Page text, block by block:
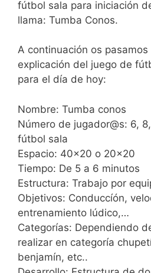
fútbol sala para iniciación
llama: Tumba Conos.
A continuación os
explicación del juego de
para el día de hoy:
Nombre: Tumba conos
Número de jugador@s: 6,
fútbol sala
Espacio: 40×20 o 20×20
Tiempo: De 5 a 6 minutos
Estructura: Trabajo por
Objetivos: Conduccíón,
entrenamiento lúdico,…
Categorías: Dependiendo
realizar en categoría
benjamín, etc..